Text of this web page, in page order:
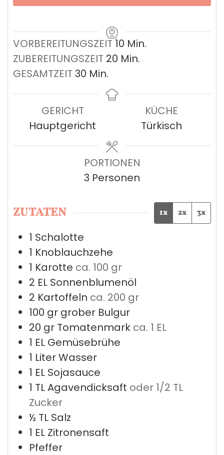
VORBEREITUNGSZEIT 10 Minuten
Min.
ZUBEREITUNGSZEIT 20 Minuten
Min.
GESAMTZEIT 30 Minuten
Min.
GERICHT
Hauptgericht
KÜCHE
Türkisch
PORTIONEN
3 Personen
ZUTATEN 1x 2x 3x
1 Schalotte
1 Knoblauchzehe
1 Karotte ca. 100 gr
2 EL Sonnenblumenöl
2 Kartoffeln ca. 200 gr
100 gr grober Bulgur
20 gr Tomatenmark ca. 1 EL
1 EL Gemüsebrühe
1 LiterWasser
1 EL Sojasauce
1 TLAgavendicksaft oder 1/2 TL
Zucker
½ TL Salz
1 EL Zitronensaft
Pfeffer